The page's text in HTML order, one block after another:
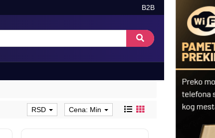
B2B
RSD Cena: Min